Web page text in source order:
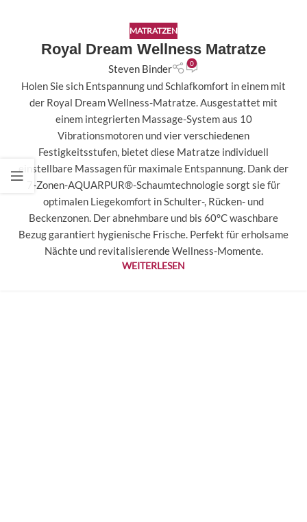
MATRATZEN
Royal Dream Wellness Matratze
Steven Binder 0
Holen Sie sich Entspannung und Schlafkomfort in einem mit
der Royal Dream Wellness-Matratze. Ausgestattet mit
einem integrierten Massage-System aus 10
Vibrationsmotoren und vier verschiedenen
Festigkeitsstufen, bietet diese Matratze individuell
einstellbare Massagen für maximale Entspannung. Dank der
7-Zonen-AQUARPUR®-Schaumtechnologie sorgt sie für
optimalen Liegekomfort in Schulter-, Rücken- und
Beckenzonen. Der abnehmbare und bis 60°C waschbare
Bezug garantiert hygienische Frische. Perfekt für erholsame
Nächte und revitalisierende Wellness-Momente.
WEITERLESEN